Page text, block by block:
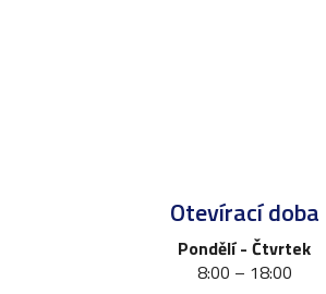
Otevírací doba
Pondělí - Čtvrtek
8:00 – 18:00